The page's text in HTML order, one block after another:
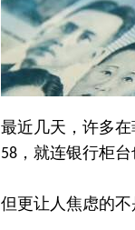
最近几天，许多在
58 ，就连银行柜
但更让人焦虑的